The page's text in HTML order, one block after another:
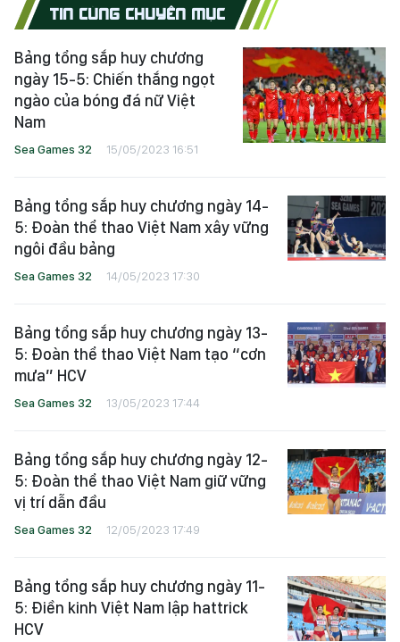
TIN CÙNG CHUYÊN MỤC
Bảng tổng sắp huy chương
ngày 15-5: Chiến thắng ngọt
ngào của bóng đá nữ Việt
Nam
Sea Games 32 15/05/2023 16:51
Bảng tổng sắp huy chương ngày 14-
5: Đoàn thể thao Việt Nam xây vững
ngôi đầu bảng
Sea Games 32 14/05/2023 17:30
Bảng tổng sắp huy chương ngày 13-
5: Đoàn thể thao Việt Nam tạo “cơn
mưa” HCV
Sea Games 32 13/05/2023 17:44
Bảng tổng sắp huy chương ngày 12-
5: Đoàn thể thao Việt Nam giữ vững
vị trí dẫn đầu
Sea Games 32 12/05/2023 17:49
Bảng tổng sắp huy chương ngày 11-
5: Điền kinh Việt Nam lập hattrick
HCV